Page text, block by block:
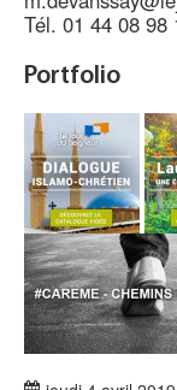
Tél. 01 44 08 98
Portfolio